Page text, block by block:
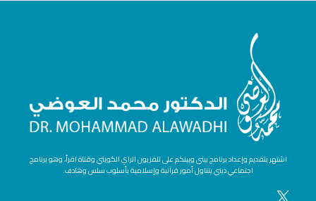
اشتهر بتقديم وإعداد برنامج بيني وبينكم على تلفزيون الراي الكويتي وقناة اقرأ، وهو برنامج
اجتماعي ديني يتناول أمور قرآنية وإسلامية بأسلوب سلس وهادف.